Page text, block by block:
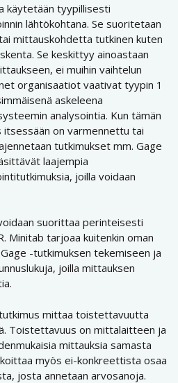
käytetään tyypillisesti
lähtökohtana. Se suoritetaan
mittauskohdetta tutkinen kuten
Se keskittyy ainoastaan
ei muihin vaihtelun
organisaatiot vaativat tyypin 1
askeleena
analysointia. Kun tämän
on varmennettu tai
tutkimukset mm. Gage
laajempia
joilla voidaan
suorittaa perinteisesti
Minitab tarjoaa kuitenkin oman
-tutkimuksen tekemiseen ja
joilla mittauksen
mittaa toistettavuutta
Toistettavuus on mittalaitteen ja
mittauksia samasta
myös ei-konkreettista osaa
josta annetaan arvosanoja.